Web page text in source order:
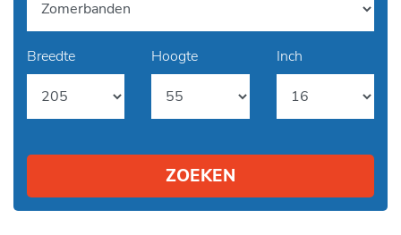
Breedte Hoogte Inch
ZOEKEN